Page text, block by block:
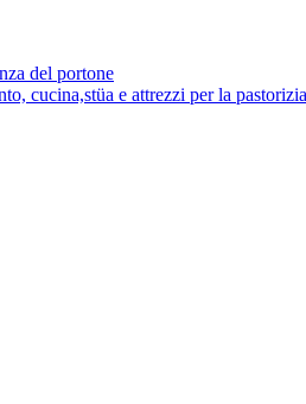
del portone
cucina,stüa e attrezzi per la